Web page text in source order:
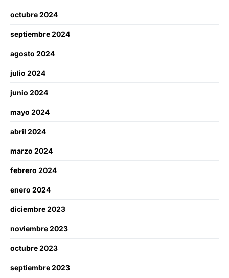
octubre 2024
septiembre 2024
agosto 2024
julio 2024
junio 2024
mayo 2024
abril 2024
marzo 2024
febrero 2024
enero 2024
diciembre 2023
noviembre 2023
octubre 2023
septiembre 2023